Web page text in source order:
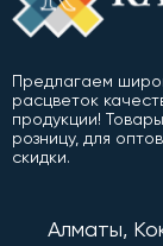
Предлагаем
расцветок
продукции!
розницу, для
скидки.
Алматы,